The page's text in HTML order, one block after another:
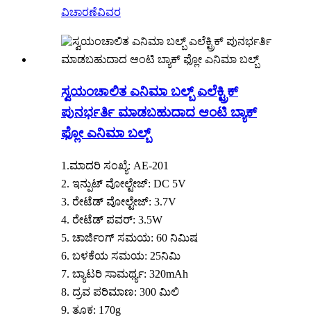
ವಿಚಾರಣೆವಿವರ
ಸ್ವಯಂಚಾಲಿತ ಎನಿಮಾ ಬಲ್ಬ್ ಎಲೆಕ್ಟ್ರಿಕ್
ಪುನರ್ಭರ್ತಿ ಮಾಡಬಹುದಾದ ಆಂಟಿ ಬ್ಯಾಕ್
ಫ್ಲೋ ಎನಿಮಾ ಬಲ್ಬ್
1.ಮಾದರಿ ಸಂಖ್ಯೆ: AE-201
2. ಇನ್ಪುಟ್ ವೋಲ್ಟೇಜ್: DC 5V
3. ರೇಟೆಡ್ ವೋಲ್ಟೇಜ್: 3.7V
4. ರೇಟೆಡ್ ಪವರ್: 3.5W
5. ಚಾರ್ಜಿಂಗ್ ಸಮಯ: 60 ನಿಮಿಷ
6. ಬಳಕೆಯ ಸಮಯ: 25ನಿಮಿ
7. ಬ್ಯಾಟರಿ ಸಾಮರ್ಥ್ಯ: 320mAh
8. ದ್ರವ ಪರಿಮಾಣ: 300 ಮಿಲಿ
9. ತೂಕ: 170g